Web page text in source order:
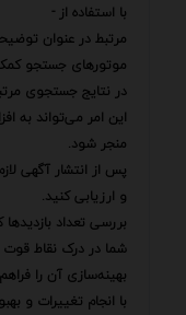
با استفاده از -
مرتبط در عنوان
موتورهای جستجو کمک
در نتایج جستجوی
این امر می‌تواند به
منجر شود.
پس از انتشار آگهی
و ارزیابی کنید.
بررسی تعداد
شما در درک نقاط
بهینه‌سازی آن را
با انجام تغییرات و